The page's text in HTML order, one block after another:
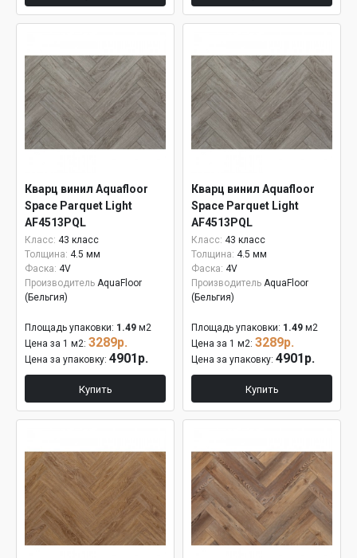
Кварц винил Aquafloor
Space Parquet Light
AF4513PQL
Класс: 43 класс
Толщина: 4.5 мм
Фаска: 4V
Производитель AquaFloor
(Бельгия)
Площадь упаковки: 1.49 м2
Цена за 1 м2: 3289р.
Цена за упаковку: 4901р.
Купить
Кварц винил Aquafloor
Space Parquet Light
AF4513PQL
Класс: 43 класс
Толщина: 4.5 мм
Фаска: 4V
Производитель AquaFloor
(Бельгия)
Площадь упаковки: 1.49 м2
Цена за 1 м2: 3289р.
Цена за упаковку: 4901р.
Купить